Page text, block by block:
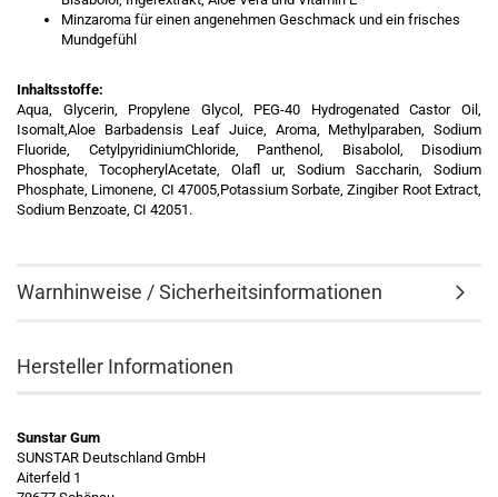
Minzaroma für einen angenehmen Geschmack und ein frisches
Mundgefühl
Inhaltsstoffe:
Aqua, Glycerin, Propylene Glycol, PEG-40 Hydrogenated Castor Oil,
Isomalt,Aloe Barbadensis Leaf Juice, Aroma, Methylparaben, Sodium
Fluoride, CetylpyridiniumChloride, Panthenol, Bisabolol, Disodium
Phosphate, TocopherylAcetate, Olafl ur, Sodium Saccharin, Sodium
Phosphate, Limonene, CI 47005,Potassium Sorbate, Zingiber Root Extract,
Sodium Benzoate, CI 42051.
Warnhinweise / Sicherheitsinformationen
Hersteller Informationen
Sunstar Gum
SUNSTAR Deutschland GmbH
Aiterfeld 1